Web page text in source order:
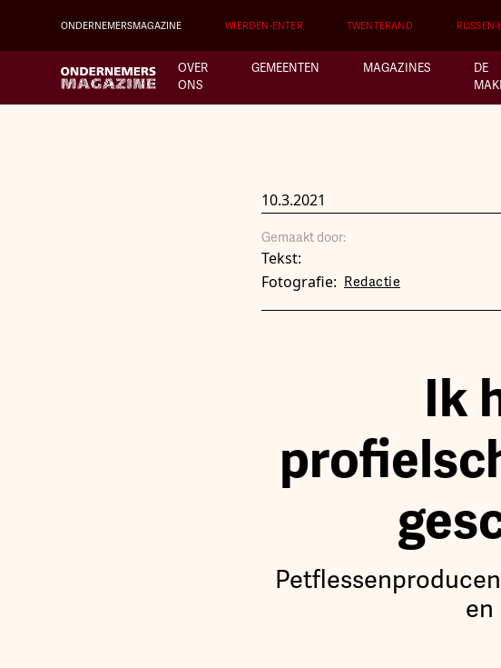
ONDERNEMERSMAGAZINE WIERDEN-ENTER TWENTERAND RIJSSEN-
OVER
ONS
GEMEENTEN MAGAZINES
DE
10.3.2021
Gemaakt door:
Tekst:
Fotografie:
Redactie
Ik
en